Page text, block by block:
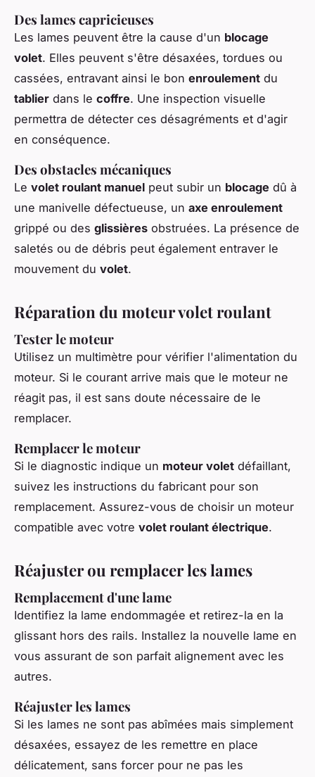
Des lames capricieuses
Les lames peuvent être la cause d'un blocage
volet. Elles peuvent s'être désaxées, tordues ou
cassées, entravant ainsi le bon enroulement du
tablier dans le coffre. Une inspection visuelle
permettra de détecter ces désagréments et d'agir
en conséquence.
Des obstacles mécaniques
Le volet roulant manuel peut subir un blocage dû à
une manivelle défectueuse, un axe enroulement
grippé ou des glissières obstruées. La présence de
saletés ou de débris peut également entraver le
mouvement du volet.
Réparation du moteur volet roulant
Tester le moteur
Utilisez un multimètre pour vérifier l'alimentation du
moteur. Si le courant arrive mais que le moteur ne
réagit pas, il est sans doute nécessaire de le
remplacer.
Remplacer le moteur
Si le diagnostic indique un moteur volet défaillant,
suivez les instructions du fabricant pour son
remplacement. Assurez-vous de choisir un moteur
compatible avec votre volet roulant électrique.
Réajuster ou remplacer les lames
Remplacement d'une lame
Identifiez la lame endommagée et retirez-la en la
glissant hors des rails. Installez la nouvelle lame en
vous assurant de son parfait alignement avec les
autres.
Réajuster les lames
Si les lames ne sont pas abîmées mais simplement
désaxées, essayez de les remettre en place
délicatement, sans forcer pour ne pas les